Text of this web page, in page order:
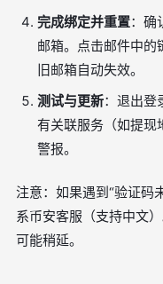
完成绑定并重置：确
邮箱。点击邮件中的
旧邮箱自动失效。
测试与更新：退出登
有关联服务（如提现
警报。
注意：如果遇到“验证码
系币安客服（支持中文
可能稍延。